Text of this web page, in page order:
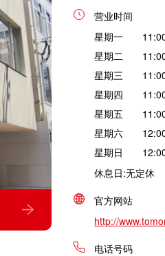
营业时间
星期一
星期二
星期三
星期四
星期五
星期六
星期日
休息日:无定休
官方网站
http://
电话号码